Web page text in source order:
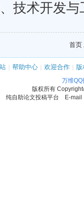
技术开发
首页
| 帮助中心 | 欢迎合作 |
万维
版权所有
纯自助论文投稿平台 E-mail